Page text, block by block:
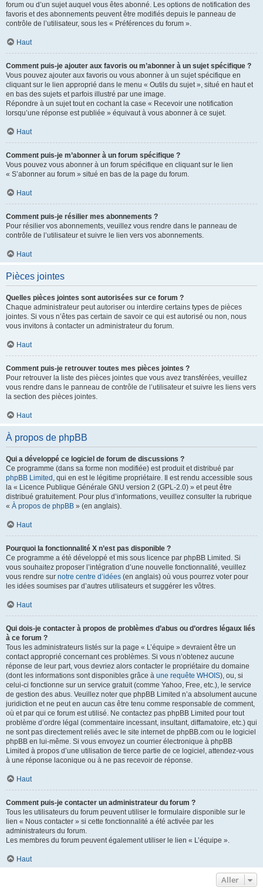
forum ou d’un sujet auquel vous êtes abonné. Les options de notification des
favoris et des abonnements peuvent être modifiés depuis le panneau de
contrôle de l’utilisateur, sous les « Préférences du forum ».
Haut
Comment puis-je ajouter aux favoris ou m’abonner à un sujet spécifique ?
Vous pouvez ajouter aux favoris ou vous abonner à un sujet spécifique en
cliquant sur le lien approprié dans le menu « Outils du sujet », situé en haut et
en bas des sujets et parfois illustré par une image.
Répondre à un sujet tout en cochant la case « Recevoir une notification
lorsqu’une réponse est publiée » équivaut à vous abonner à ce sujet.
Haut
Comment puis-je m’abonner à un forum spécifique ?
Vous pouvez vous abonner à un forum spécifique en cliquant sur le lien
« S’abonner au forum » situé en bas de la page du forum.
Haut
Comment puis-je résilier mes abonnements ?
Pour résilier vos abonnements, veuillez vous rendre dans le panneau de
contrôle de l’utilisateur et suivre le lien vers vos abonnements.
Haut
Pièces jointes
Quelles pièces jointes sont autorisées sur ce forum ?
Chaque administrateur peut autoriser ou interdire certains types de pièces
jointes. Si vous n’êtes pas certain de savoir ce qui est autorisé ou non, nous
vous invitons à contacter un administrateur du forum.
Haut
Comment puis-je retrouver toutes mes pièces jointes ?
Pour retrouver la liste des pièces jointes que vous avez transférées, veuillez
vous rendre dans le panneau de contrôle de l’utilisateur et suivre les liens vers
la section des pièces jointes.
Haut
À propos de phpBB
Qui a développé ce logiciel de forum de discussions ?
Ce programme (dans sa forme non modifiée) est produit et distribué par
phpBB Limited , qui en est le légitime propriétaire. Il est rendu accessible sous
la « Licence Publique Générale GNU version 2 (GPL-2.0) » et peut être
distribué gratuitement. Pour plus d’informations, veuillez consulter la rubrique
« À propos de phpBB » (en anglais).
Haut
Pourquoi la fonctionnalité X n’est pas disponible ?
Ce programme a été développé et mis sous licence par phpBB Limited. Si
vous souhaitez proposer l’intégration d’une nouvelle fonctionnalité, veuillez
vous rendre sur notre centre d’idées (en anglais) où vous pourrez voter pour
les idées soumises par d’autres utilisateurs et suggérer les vôtres.
Haut
Qui dois-je contacter à propos de problèmes d’abus ou d’ordres légaux liés
à ce forum ?
Tous les administrateurs listés sur la page « L’équipe » devraient être un
contact approprié concernant ces problèmes. Si vous n’obtenez aucune
réponse de leur part, vous devriez alors contacter le propriétaire du domaine
(dont les informations sont disponibles grâce à une requête WHOIS), ou, si
celui-ci fonctionne sur un service gratuit (comme Yahoo, Free, etc.), le service
de gestion des abus. Veuillez noter que phpBB Limited n’a absolument aucune
juridiction et ne peut en aucun cas être tenu comme responsable de comment,
où et par qui ce forum est utilisé. Ne contactez pas phpBB Limited pour tout
problème d’ordre légal (commentaire incessant, insultant, diffamatoire, etc.) qui
ne sont pas directement reliés avec le site internet de phpBB.com ou le logiciel
phpBB en lui-même. Si vous envoyez un courrier électronique à phpBB
Limited à propos d’une utilisation de tierce partie de ce logiciel, attendez-vous
à une réponse laconique ou à ne pas recevoir de réponse.
Haut
Comment puis-je contacter un administrateur du forum ?
Tous les utilisateurs du forum peuvent utiliser le formulaire disponible sur le
lien « Nous contacter » si cette fonctionnalité a été activée par les
administrateurs du forum.
Les membres du forum peuvent également utiliser le lien « L’équipe ».
Haut
Aller